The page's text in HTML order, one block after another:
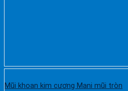
Mũi khoan kim cương Mani mũi tròn